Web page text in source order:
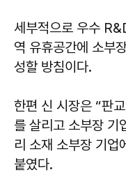
세부적으로 우수
역 유휴공간에 소부
성할 방침이다.
한편 신 시장은 “판
를 살리고 소부장 기
리 소재 소부장 기업
붙였다.